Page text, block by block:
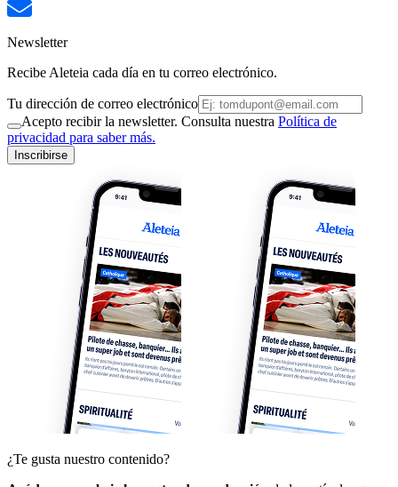
Newsletter
Recibe Aleteia cada día en tu correo electrónico.
Tu dirección de correo electrónico
Acepto recibir la newsletter. Consulta nuestra Política de
privacidad para saber más.
Inscribirse
¿Te gusta nuestro contenido?